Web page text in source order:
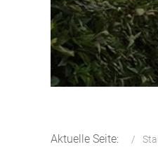
Aktuelle Seite: